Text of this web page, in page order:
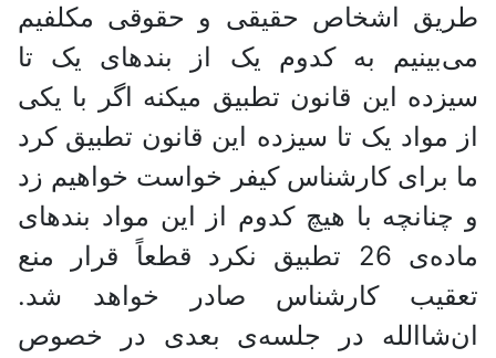
طریق اشخاص حقیقی و حقوقی مکلفیم
می‌بینیم به کدوم یک از بندهای یک تا
سیزده این قانون تطبیق میکنه اگر با یکی
از مواد یک تا سیزده این قانون تطبیق کرد
ما برای کارشناس کیفر خواست خواهیم زد
و چنانچه با هیچ کدوم از این مواد بندهای
ماده‌ی 26 تطبیق نکرد قطعاً قرار منع
تعقیب کارشناس صادر خواهد شد.
ان‌شاالله در جلسه‌ی بعدی در خصوص